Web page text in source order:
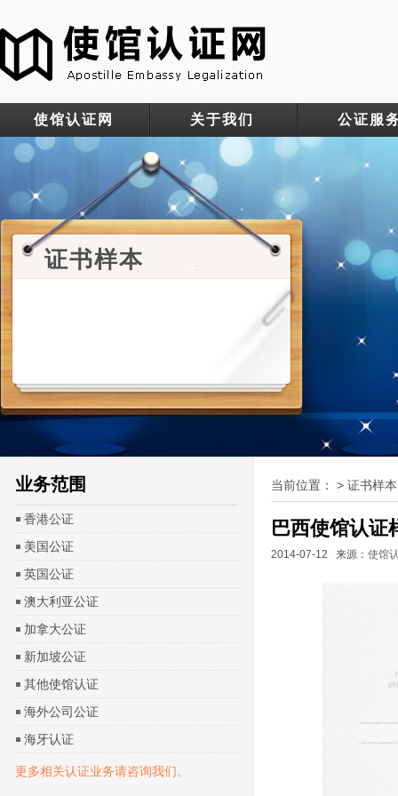
使馆认证网 关于我们 公证服
证书样本
业务范围
香港公证
美国公证
英国公证
澳大利亚公证
加拿大公证
新加坡公证
其他使馆认证
海外公司公证
海牙认证
更多相关认证业务请咨询我们。
当前位置： > 证书样本
巴西使馆认证
2014-07-12 来源： 使馆